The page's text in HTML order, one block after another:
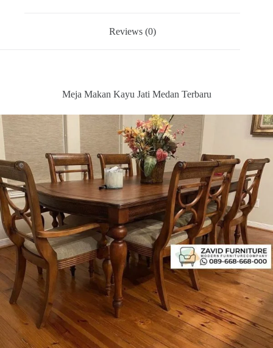
Reviews (0)
Meja Makan Kayu Jati Medan Terbaru